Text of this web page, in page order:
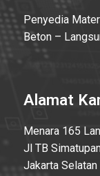
Penyedia
Beton –
Alamat
Menara 165
Jl TB
Jakarta Selatan